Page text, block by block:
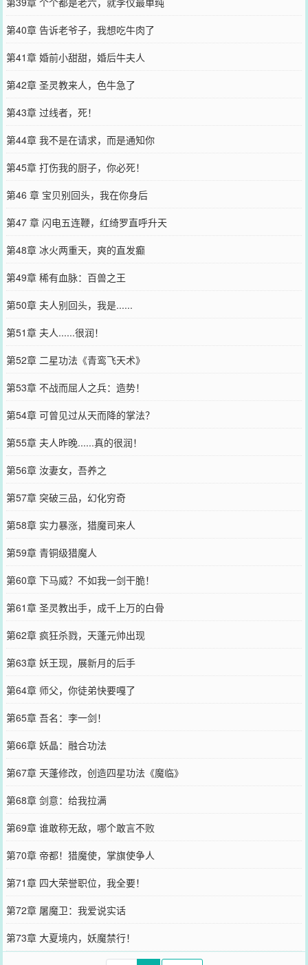
第40章 告诉老爷子，我想吃牛肉了
第41章 婚前小甜甜，婚后牛夫人
第42章 圣灵教来人，色牛急了
第43章 过线者，死！
第44章 我不是在请求，而是通知你
第45章 打伤我的厨子，你必死！
第46 章 宝贝别回头，我在你身后
第47 章 闪电五连鞭，红绮罗直呼升天
第48章 冰火两重天，爽的直发癫
第49章 稀有血脉：百兽之王
第50章 夫人别回头，我是......
第51章 夫人......很润！
第52章 二星功法《青鸾飞天术》
第53章 不战而屈人之兵：造势！
第54章 可曾见过从天而降的掌法？
第55章 夫人昨晚......真的很润！
第56章 汝妻女，吾养之
第57章 突破三品，幻化穷奇
第58章 实力暴涨，猎魔司来人
第59章 青铜级猎魔人
第60章 下马威？不如我一剑干脆！
第61章 圣灵教出手，成千上万的白骨
第62章 疯狂杀戮，天蓬元帅出现
第63章 妖王现，展新月的后手
第64章 师父，你徒弟快要嘎了
第65章 吾名：李一剑！
第66章 妖晶：融合功法
第67章 天蓬修改，创造四星功法《魔临》
第68章 剑意：给我拉满
第69章 谁敢称无敌，哪个敢言不败
第70章 帝都！猎魔使，掌旗使争人
第71章 四大荣誉职位，我全要！
第72章 屠魔卫：我爱说实话
第73章 大夏境内，妖魔禁行！